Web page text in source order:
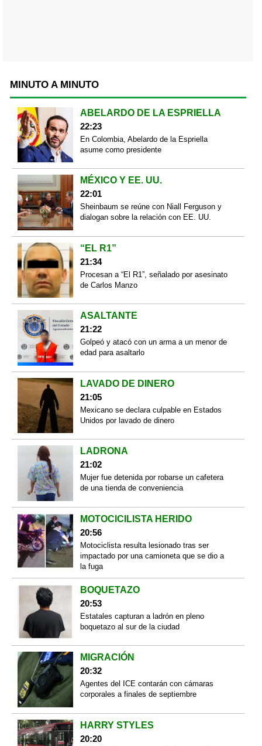
MINUTO A MINUTO
ABELARDO DE LA ESPRIELLA
22:23
En Colombia, Abelardo de la Espriella
asume como presidente
MÉXICO Y EE. UU.
22:01
Sheinbaum se reúne con Niall Ferguson y
dialogan sobre la relación con EE. UU.
“EL R1”
21:34
Procesan a “El R1”, señalado por asesinato
de Carlos Manzo
ASALTANTE
21:22
Golpeó y atacó con un arma a un menor de
edad para asaltarlo
LAVADO DE DINERO
21:05
Mexicano se declara culpable en Estados
Unidos por lavado de dinero
LADRONA
21:02
Mujer fue detenida por robarse un cafetera
de una tienda de conveniencia
MOTOCICILISTA HERIDO
20:56
Motociclista resulta lesionado tras ser
impactado por una camioneta que se dio a
la fuga
BOQUETAZO
20:53
Estatales capturan a ladrón en pleno
boquetazo al sur de la ciudad
MIGRACIÓN
20:32
Agentes del ICE contarán con cámaras
corporales a finales de septiembre
HARRY STYLES
20:20